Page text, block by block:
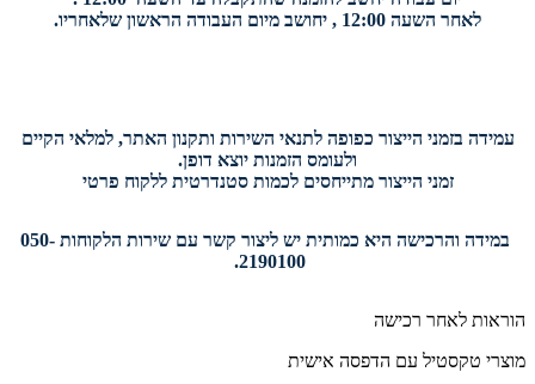
לאחר השעה 12:00 , יחושב מיום העבודה הראשון שלאחריו.
עמידה בזמני הייצור כפופה לתנאי השירות ותקנון האתר, למלאי הקיים
ולעומס הזמנות יוצא דופן.
זמני הייצור מתייחסים לכמות סטנדרטית ללקוח פרטי
במידה והרכישה היא כמותית יש ליצור קשר עם שירות הלקוחות 050-
2190100.
הוראות לאחר רכישה
מוצרי טקסטיל עם הדפסה אישית